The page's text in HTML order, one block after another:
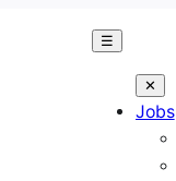
☰
✕
Jobs